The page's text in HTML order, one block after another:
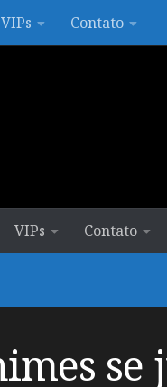
VIPs Contato
VIPs Contato
se